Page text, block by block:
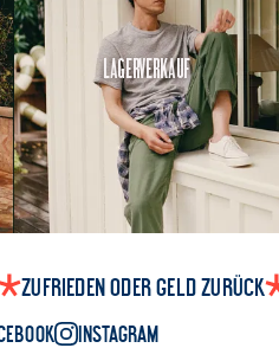
Lagerverkauf
Zufrieden oder Geld zurück
Instagram